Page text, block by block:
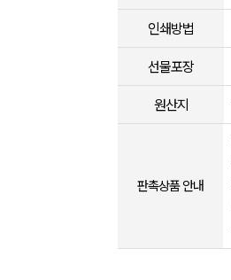
인쇄방법
선물포장
원산지
판촉상품 안내